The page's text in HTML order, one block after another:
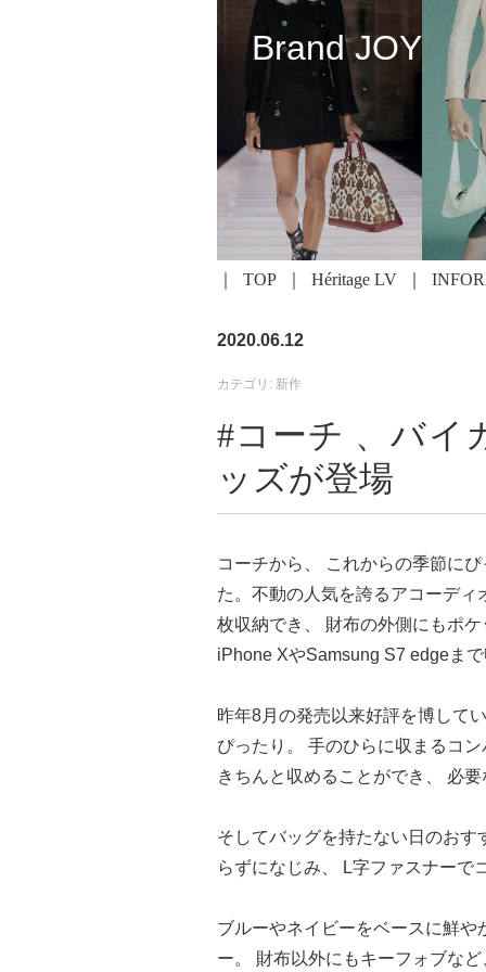
Brand JOY
TOP Héritage LV
2020.06.12
カテゴリ: 新作
#コーチ 、バイ
ッズが登場
コーチから、 これからの季節に
た。不動の人気を誇るアコーデ
枚収納でき、 財布の外側にもポ
iPhone XやSamsung S7 edgeま
昨年8月の発売以来好評を博して
ぴったり。 手のひらに収まるコ
きちんと収めることができ、 必
そしてバッグを持たない日のお
らずになじみ、 L字ファスナーで
ブルーやネイビーをベースに鮮
ー。 財布以外にもキーフォブな